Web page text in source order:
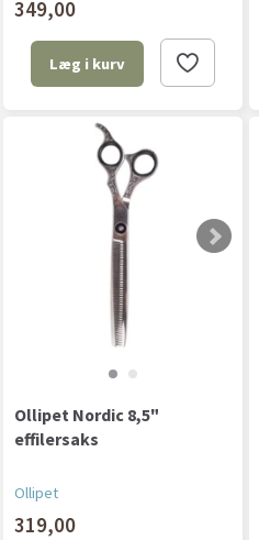
349,00
Læg i kurv
Ollipet Nordic 8,5"
effilersaks
Ollipet
319,00